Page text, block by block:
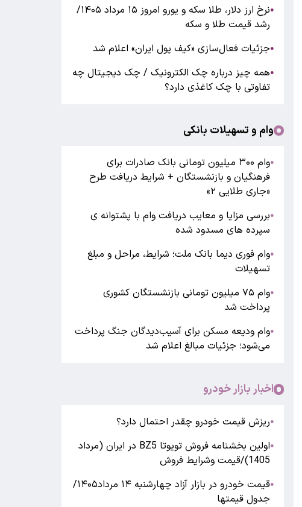
●
نرخ ارز دلار، طلا سکه و یورو امروز ۱۵ مرداد ۱۴۰۵/
رشد قیمت طلا و سکه
●جزئیات فعال‌سازی «کیف پول ایران» اعلام شد
●همه چیز درباره چک الکترونیک / چک دیجیتال چه
تفاوتی با چک کاغذی دارد؟
وام و تسهیلات بانکی
●
وام ۳۰۰ میلیون تومانی بانک صادرات برای
فرهنگیان و بازنشستگان + شرایط دریافت طرح
«جاری طلایی ۲»
●بررسی مزایا و معایب دریافت وام با پشتوانه ی
سپرده های مسدود شده
●وام فوری دیما بانک ملت؛ شرایط، مراحل و مبلغ
تسهیلات
●
وام ۷۵ میلیون تومانی بازنشستگان کشوری
پرداخت شد
●وام ودیعه مسکن برای آسیب‌دیدگان جنگ پرداخت
می‌شود؛ جزئیات مبالغ اعلام شد
اخبار بازار خودرو
●ریزش قیمت خودرو چقدر احتمال دارد؟
●
اولین بخشنامه فروش تویوتا BZ5 در ایران (مرداد
1405)/قیمت وشرایط فروش
●
قیمت خودرو در بازار آزاد چهارشنبه ۱۴ مرداد۱۴۰۵/
جدول قیمتها